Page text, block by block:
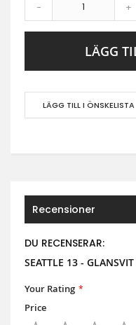
- +
LÄGG
LÄGG TILL I ÖNSKELISTA
Recensioner
DU RECENSERAR:
SEATTLE 13 -
Your Rating
Price